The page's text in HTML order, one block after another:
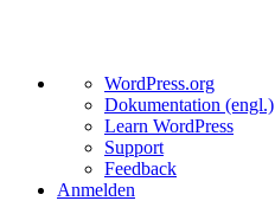
Über
WordPress
WordPress.org
Dokumentation (engl.)
Learn WordPress
Support
Feedback
Anmelden